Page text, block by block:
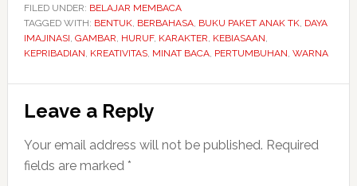
FILED UNDER: BELAJAR MEMBACA
TAGGED WITH: BENTUK, BERBAHASA, BUKU PAKET ANAK TK, DAYA
IMAJINASI, GAMBAR, HURUF, KARAKTER, KEBIASAAN,
KEPRIBADIAN, KREATIVITAS, MINAT BACA, PERTUMBUHAN, WARNA
Reader
Interactions
Leave a Reply
Your email address will not be published. Required
fields are marked *